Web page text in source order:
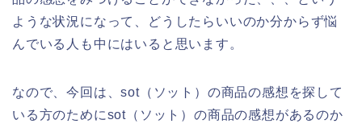
ような状況になって、どうしたらいいのか分からず悩
んでいる人も中にはいると思います。
なので、今回は、sot（ソット）の商品の感想を探して
いる方のためにsot（ソット）の商品の感想があるのか